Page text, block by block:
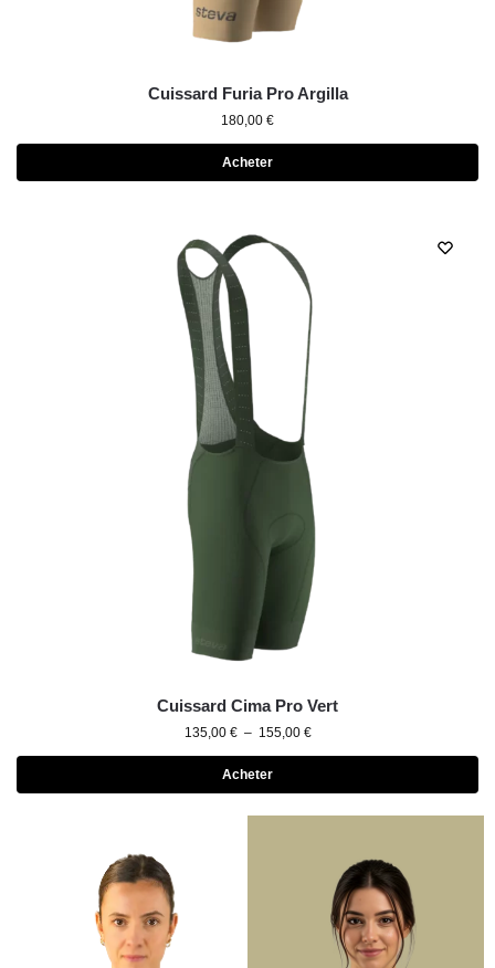
Cuissard Furia Pro Argilla
180,00 €
Acheter
Cuissard Cima Pro Vert
135,00 € – 155,00 €
Acheter